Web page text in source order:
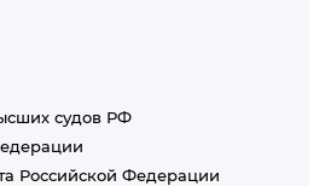
судов РФ
Российской Федерации